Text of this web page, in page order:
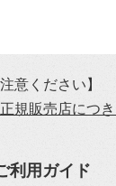
注意ください】
規販売店につ
利用ガイド